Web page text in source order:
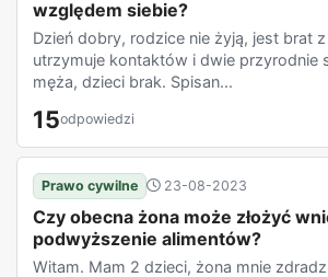
względem siebie?
Dzień dobry, rodzice nie żyją, jest brat
utrzymuje kontaktów i dwie przyrodnie
męża, dzieci brak. Spisan...
15odpowiedzi
Prawo cywilne 23-08-2023
Czy obecna żona może złożyć
podwyższenie alimentów?
Witam. Mam 2 dzieci, żona mnie